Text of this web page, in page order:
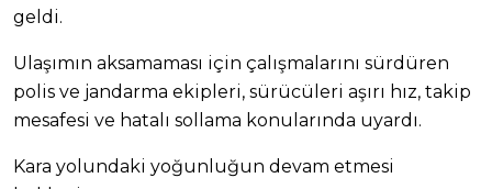
geldi.
Ulaşımın aksamaması için çalışmalarını sürdüren
polis ve jandarma ekipleri, sürücüleri aşırı hız, takip
mesafesi ve hatalı sollama konularında uyardı.
Kara yolundaki yoğunluğun devam etmesi